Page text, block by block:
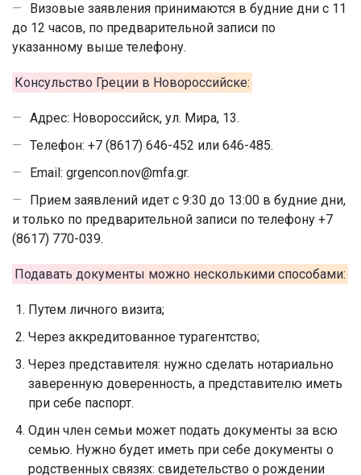
Визовые заявления принимаются в будние дни с 11
до 12 часов, по предварительной записи по
указанному выше телефону.
Консульство Греции в Новороссийске:
Адрес: Новороссийск, ул. Мира, 13.
Телефон: +7 (8617) 646-452 или 646-485.
Email: grgencon.nov@mfa.gr.
Прием заявлений идет с 9:30 до 13:00 в будние дни,
и только по предварительной записи по телефону +7
(8617) 770-039.
Подавать документы можно несколькими способами:
Путем личного визита;
Через аккредитованное турагентство;
Через представителя: нужно сделать нотариально
заверенную доверенность, а представителю иметь
при себе паспорт.
Один член семьи может подать документы за всю
семью. Нужно будет иметь при себе документы о
родственных связях: свидетельство о рождении